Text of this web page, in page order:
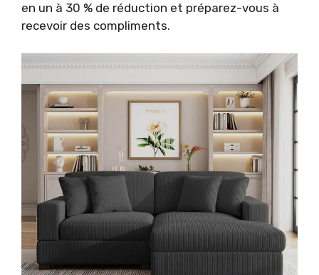
en un à 30 % de réduction et préparez-vous à
recevoir des compliments.